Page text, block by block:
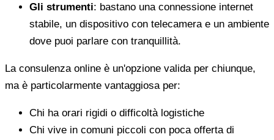
Gli strumenti: bastano una connessione internet
stabile, un dispositivo con telecamera e un ambiente
dove puoi parlare con tranquillità.
La consulenza online è un'opzione valida per chiunque,
ma è particolarmente vantaggiosa per:
Chi ha orari rigidi o difficoltà logistiche
Chi vive in comuni piccoli con poca offerta di